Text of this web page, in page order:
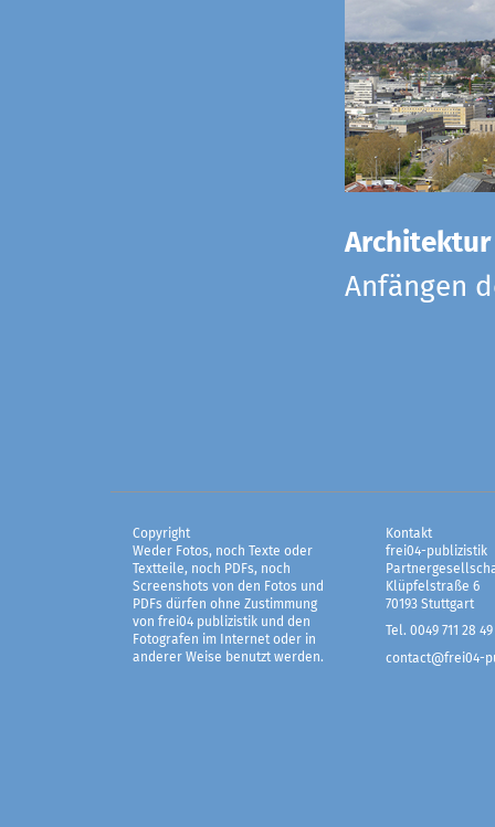
Anfängen
Copyright
Weder Fotos, noch Texte oder
Textteile, noch PDFs, noch
Screenshots von den Fotos und
PDFs dürfen ohne Zustimmung
von frei04 publizistik und den
Fotografen im Internet oder in
anderer Weise benutzt werden.
Kontakt
frei04-publizistik
Klüpfelstraße 6
70193 Stuttgart
Tel. 0049 711 28 49
contact@frei04-